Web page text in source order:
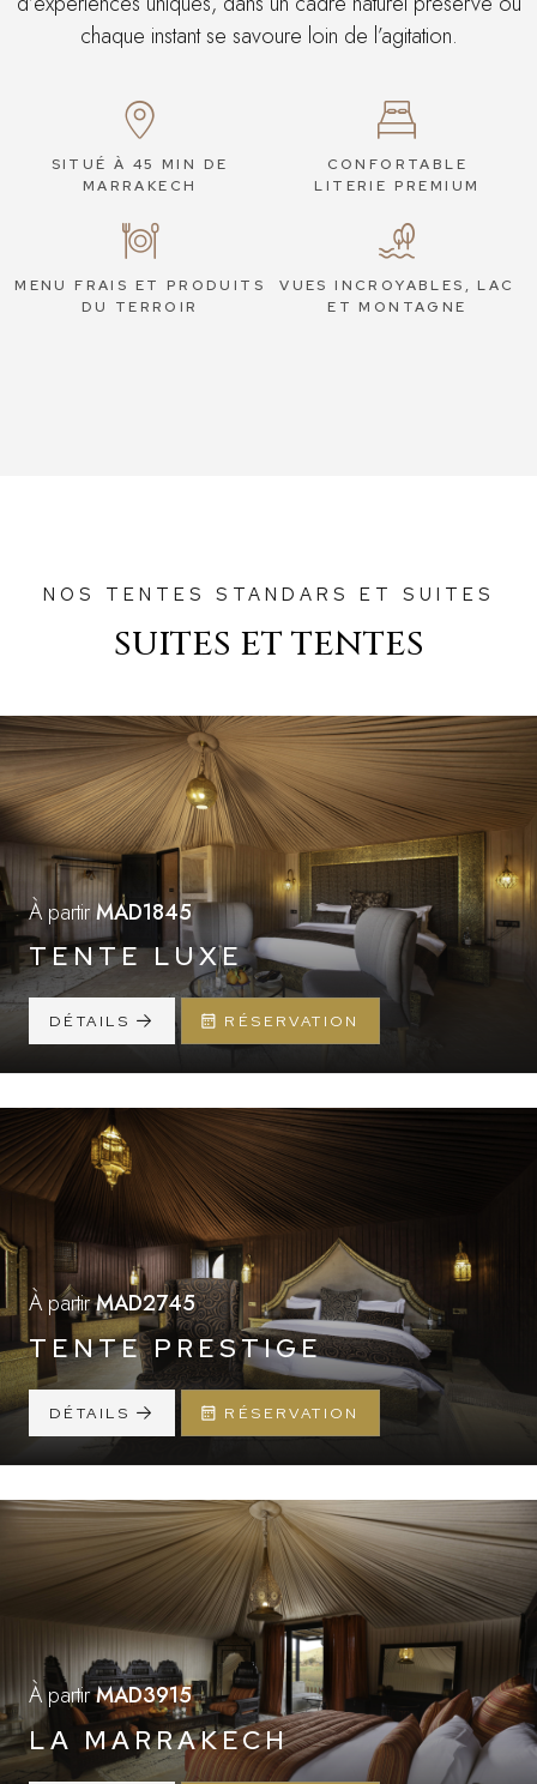
chaque instant se savoure loin de l’agitation.
SITUÉ À 45 MIN DE
MARRAKECH
CONFORTABLE
LITERIE PREMIUM
MENU FRAIS ET PRODUITS
DU TERROIR
VUES INCROYABLES, LAC
ET MONTAGNE
NOS TENTES STANDARS ET SUITES
SUITES ET TENTES
À partirMAD1845
TENTE LUXE
DÉTAILS RÉSERVATION
À partirMAD2745
TENTE PRESTIGE
DÉTAILS RÉSERVATION
À partirMAD3915
LA MARRAKECH